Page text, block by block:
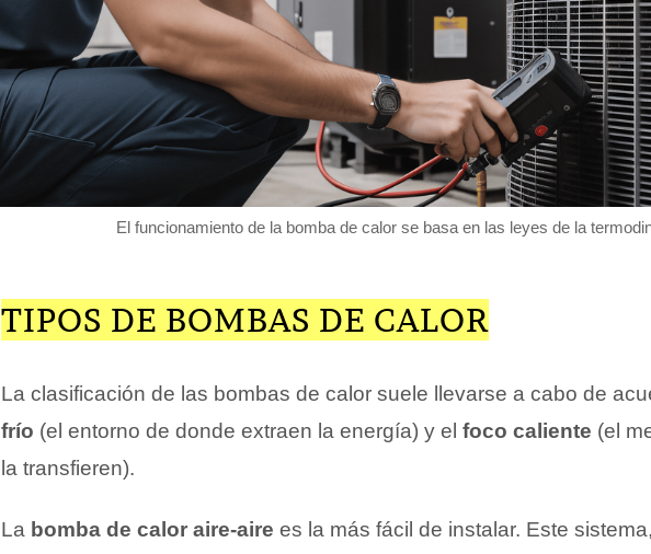
El funcionamiento de la bomba de calor se basa en las leyes de la
TIPOS DE BOMBAS DE CALOR
La clasificación de las bombas de calor suele llevarse a cabo de
frío (el entorno de donde extraen la energía) y el foco caliente (el
la transfieren).
La bomba de calor aire-aire es la más fácil de instalar. Este